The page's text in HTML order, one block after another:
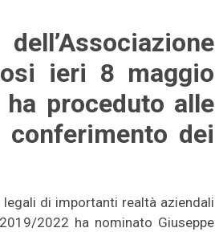
ieri 8 maggio
ha proceduto alle
dei
di importanti realtà aziendali
2022 ha nominato Giuseppe